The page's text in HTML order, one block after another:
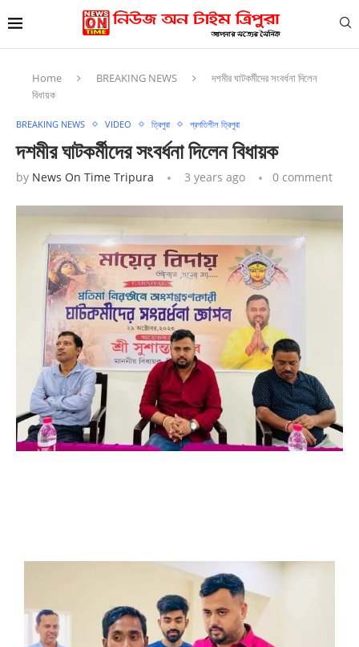
Home BREAKING NEWS
দশমীর ঘাটকর্মীদের সংবর্ধনা দিলেন
বিধায়ক
BREAKING NEWS VIDEO ত্রিপুরা প্রগতিশীল ত্রিপুরা
দশমীর ঘাটকর্মীদের সংবর্ধনা দিলেন বিধায়ক
by News On Time Tripura 3 years ago 0 comment